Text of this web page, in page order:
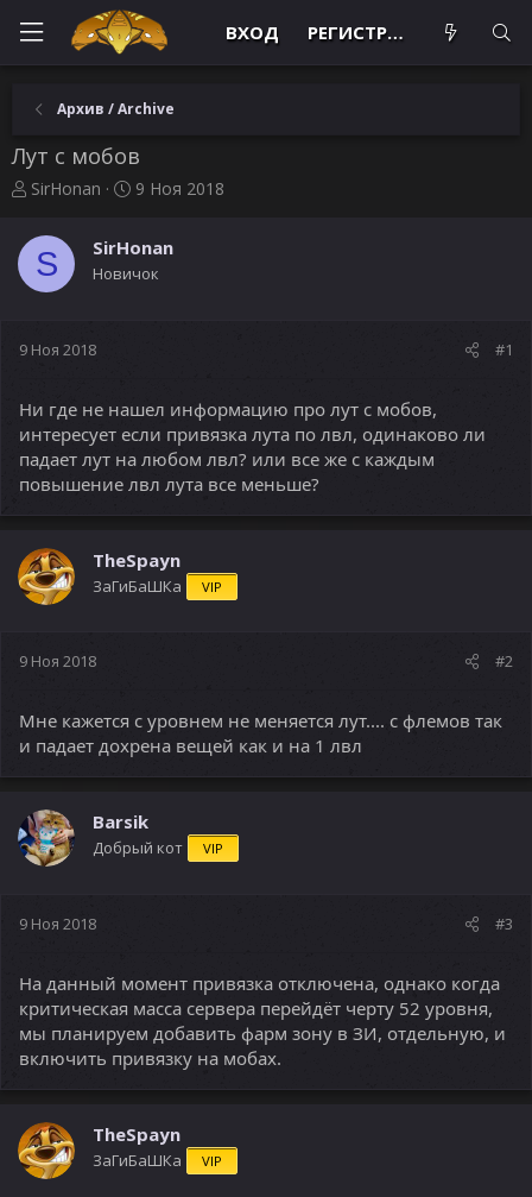
ВХОД РЕГИСТРАЦИЯ
Архив / Archive
Лут с мобов
А
т
о
р
м
SirHonan
Д
а
н
9 Ноя 2018
S SirHonan
Новичок
9 Ноя 2018 #1
Ни где не нашел информацию про лут с мобов,
интересует если привязка лута по лвл, одинаково ли
падает лут на любом лвл? или все же с каждым
повышение лвл лута все меньше?
TheSpayn
ЗаГиБаШКа VIP
9 Ноя 2018 #2
Мне кажется с уровнем не меняется лут.... с флемов так
и падает дохрена вещей как и на 1 лвл
Barsik
Добрый кот VIP
9 Ноя 2018 #3
На данный момент привязка отключена, однако когда
критическая масса сервера перейдёт черту 52 уровня,
мы планируем добавить фарм зону в ЗИ, отдельную, и
включить привязку на мобах.
TheSpayn
ЗаГиБаШКа VIP